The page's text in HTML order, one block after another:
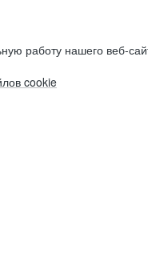
работу нашего веб-
cookie